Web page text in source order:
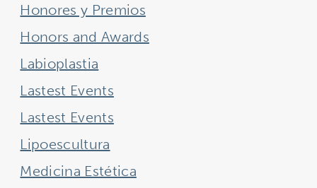
Honores y Premios
Honors and Awards
Labioplastia
Lastest Events
Lastest Events
Lipoescultura
Medicina Estética